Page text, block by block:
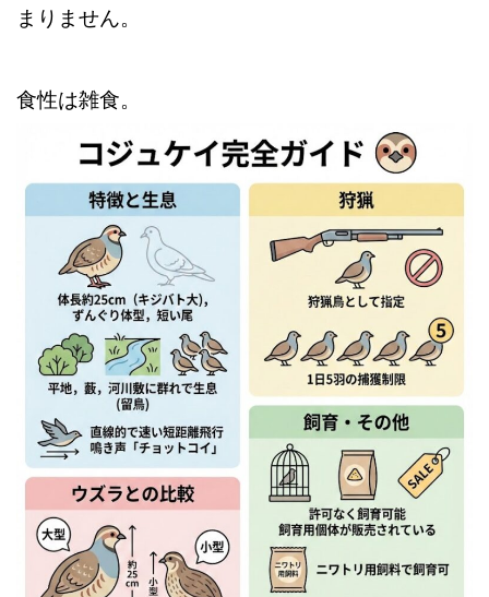
まりません。
食性は雑食。